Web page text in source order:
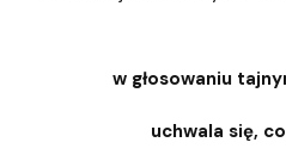
w głosowaniu
uchwala się,